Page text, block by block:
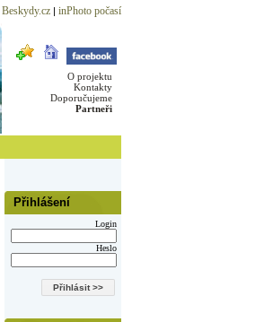
Beskydy.cz| inPhoto počasí
O projektu
Kontakty
Doporučujeme
Partneři
Přihlášení
Login
Heslo